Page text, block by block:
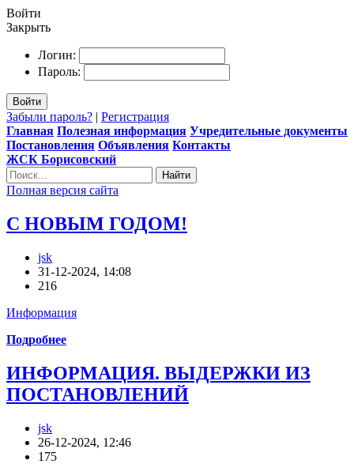
Войти
Закрыть
Логин:
Пароль:
Войти
Забыли пароль? | Регистрация
Главная Полезная информация Учредительные документы
Постановления Объявления Контакты
ЖСК Борисовский
Найти
Полная версия сайта
С НОВЫМ ГОДОМ!
jsk
31-12-2024, 14:08
216
Информация
Подробнее
ИНФОРМАЦИЯ. ВЫДЕРЖКИ ИЗ
ПОСТАНОВЛЕНИЙ
jsk
26-12-2024, 12:46
175